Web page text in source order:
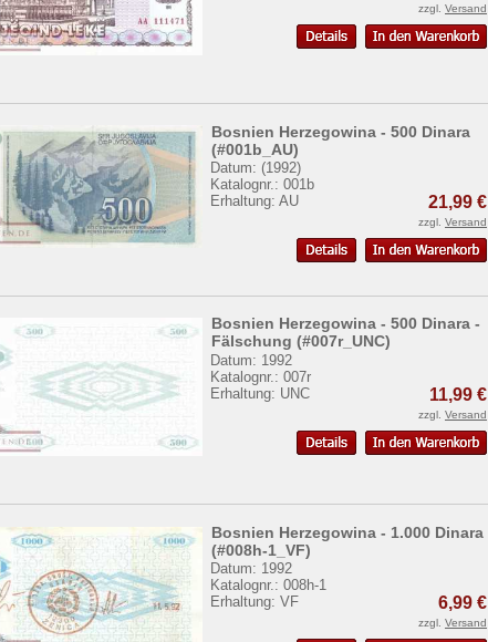
zzgl. Versand
Bosnien Herzegowina - 500 Dinara
(#001b_AU)
Datum: (1992)
Katalognr.: 001b
Erhaltung: AU
21,99 €
zzgl. Versand
Bosnien Herzegowina - 500 Dinara -
Fälschung (#007r_UNC)
Datum: 1992
Katalognr.: 007r
Erhaltung: UNC
11,99 €
zzgl. Versand
Bosnien Herzegowina - 1.000 Dinara
(#008h-1_VF)
Datum: 1992
Katalognr.: 008h-1
Erhaltung: VF
6,99 €
zzgl. Versand